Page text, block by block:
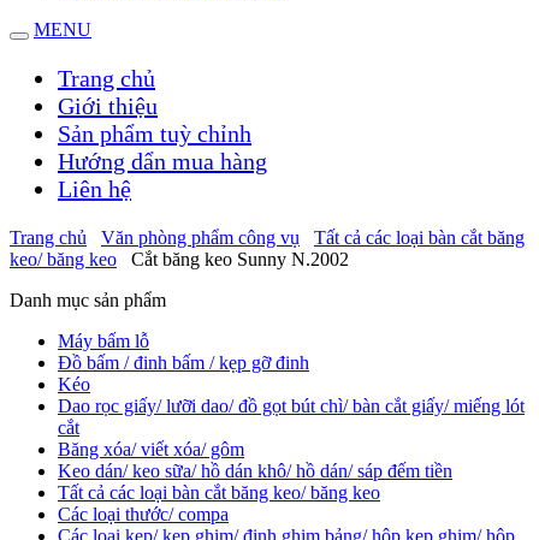
MENU
Trang chủ
Giới thiệu
Sản phẩm tuỳ chỉnh
Hướng dẩn mua hàng
Liên hệ
Trang chủ Văn phòng phẩm công vụ
Tất cả các loại bàn cắt băng
keo/ băng keo
Cắt băng keo Sunny N.2002
Danh mục sản phẩm
Máy bấm lỗ
Đồ bấm / đinh bấm / kẹp gỡ đinh
Kéo
Dao rọc giấy/ lưỡi dao/ đồ gọt bút chì/ bàn cắt giấy/ miếng lót
cắt
Băng xóa/ viết xóa/ gôm
Keo dán/ keo sữa/ hồ dán khô/ hồ dán/ sáp đếm tiền
Tất cả các loại bàn cắt băng keo/ băng keo
Các loại thước/ compa
Các loại kẹp/ kẹp ghim/ đinh ghim bảng/ hộp kẹp ghim/ hộp